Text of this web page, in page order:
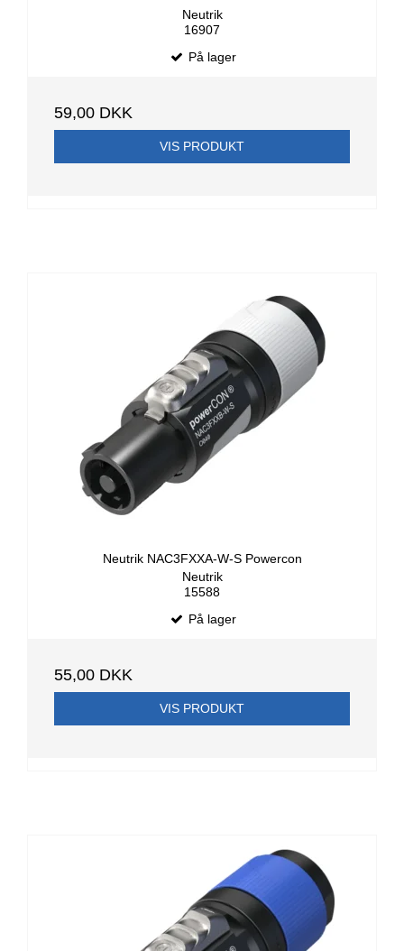
Neutrik
16907
På lager
59,00 DKK
VIS PRODUKT
Neutrik NAC3FXXA-W-S Powercon
Neutrik
15588
På lager
55,00 DKK
VIS PRODUKT